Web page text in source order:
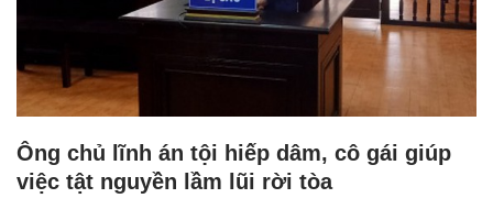
Ông chủ lĩnh án tội hiếp dâm, cô gái giúp
việc tật nguyền lầm lũi rời tòa